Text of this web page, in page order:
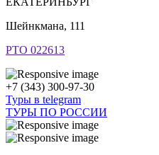
Шейнкмана, 111
РТО 022613
+7 (343) 300-97-30
Туры в telegram
ТУРЫ ПО РОССИИ